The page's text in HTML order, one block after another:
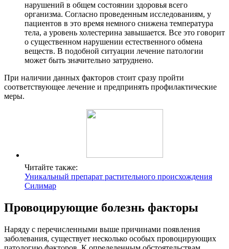
нарушений в общем состоянии здоровья всего
организма. Согласно проведенным исследованиям, у
пациентов в это время немного снижена температура
тела, а уровень холестерина завышается. Все это говорит
о существенном нарушении естественного обмена
веществ. В подобной ситуации лечение патологии
может быть значительно затруднено.
При наличии данных факторов стоит сразу пройти
соответствующее лечение и предпринять профилактические
меры.
Читайте также:
Уникальный препарат растительного происхождения
Силимар
Провоцирующие болезнь факторы
Наряду с перечисленными выше причинами появления
заболевания, существует несколько особых провоцирующих